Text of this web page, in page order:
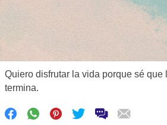
Quiero disfrutar la vida porque sé que
termina.